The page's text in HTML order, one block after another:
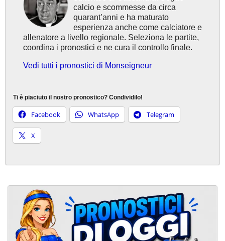
calcio e scommesse da circa
quarant’anni e ha maturato
esperienza anche come calciatore e
allenatore a livello regionale. Seleziona le partite,
coordina i pronostici e ne cura il controllo finale.
Vedi tutti i pronostici di Monseigneur
Ti è piaciuto il nostro pronostico? Condividilo!
Facebook WhatsApp Telegram
X